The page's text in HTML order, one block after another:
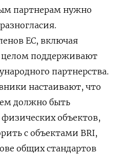
партнерам нужно
ЕС, включая
поддерживают
партнерства.
настаивают, что
должно быть
объектов,
с объектами BRI,
общих стандартов